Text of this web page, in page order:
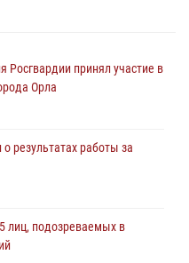
Росгвардии принял участие в
Орла
результатах работы за
лиц, подозреваемых в